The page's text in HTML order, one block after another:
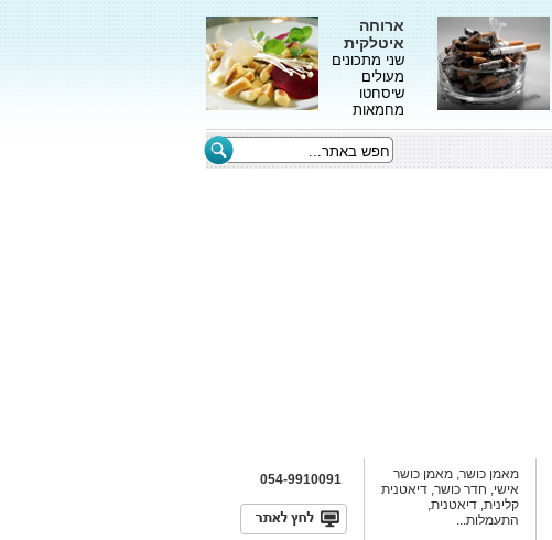
ארוחה
איטלקית
שני מתכונים
מעולים
שיסחטו
מחמאות
מאמן כושר, מאמן כושר
אישי, חדר כושר, דיאטנית
קלינית, דיאטנית,
התעמלות...
054-9910091